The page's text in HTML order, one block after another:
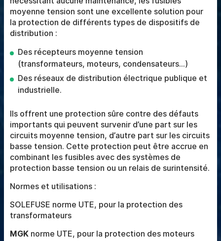
moyenne tension sont une excellente solution pour
la protection de différents types de dispositifs de
distribution :
Des récepteurs moyenne tension
(transformateurs, moteurs, condensateurs...)
Des réseaux de distribution électrique publique et
industrielle.
Ils offrent une protection sûre contre des défauts
importants qui peuvent survenir d’une part sur les
circuits moyenne tension, d’autre part sur les circuits
basse tension. Cette protection peut être accrue en
combinant les fusibles avec des systèmes de
protection basse tension ou un relais de surintensité.
Normes et utilisations :
SOLEFUSE norme UTE, pour la protection des
transformateurs
MGK norme UTE, pour la protection des moteurs